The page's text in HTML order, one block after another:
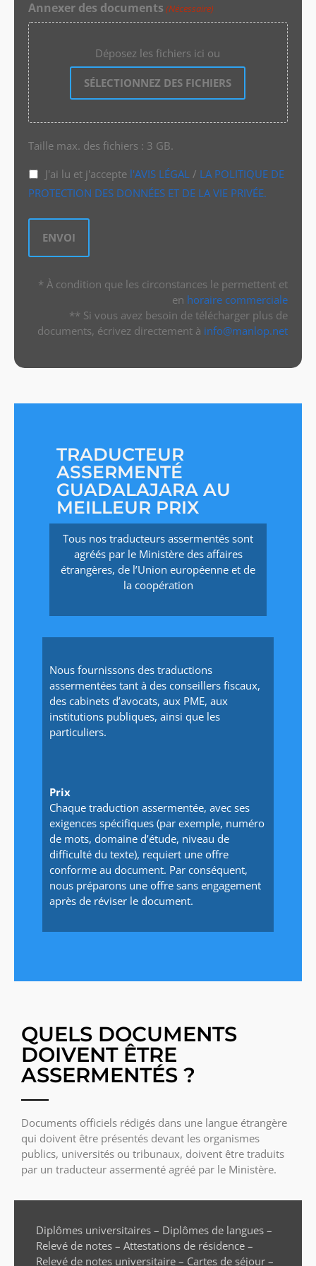
Annexer des documents (Nécessaire)
Déposez les fichiers ici ou
SÉLECTIONNEZ DES FICHIERS
Taille max. des fichiers : 3 GB.
J'ai lu et j'acceptel'AVIS LÉGAL / LA POLITIQUE DE
PROTECTION DES DONNÉES ET DE LA VIE PRIVÉE.
* À condition que les circonstances le permettent et
en horaire commerciale
** Si vous avez besoin de télécharger plus de
documents, écrivez directement à info@manlop.net
TRADUCTEUR
ASSERMENTÉ
GUADALAJARA AU
MEILLEUR PRIX
Tous nos traducteurs assermentés sont
agréés par le Ministère des affaires
étrangères, de l’Union européenne et de
la coopération
Nous fournissons des traductions
assermentées tant à des conseillers fiscaux,
des cabinets d’avocats, aux PME, aux
institutions publiques, ainsi que les
particuliers.
Prix
Chaque traduction assermentée, avec ses
exigences spécifiques (par exemple, numéro
de mots, domaine d’étude, niveau de
difficulté du texte), requiert une offre
conforme au document. Par conséquent,
nous préparons une offre sans engagement
après de réviser le document.
QUELS DOCUMENTS
DOIVENT ÊTRE
ASSERMENTÉS ?
Documents officiels rédigés dans une langue étrangère
qui doivent être présentés devant les organismes
publics, universités ou tribunaux, doivent être traduits
par un traducteur assermenté agréé par le Ministère.
Diplômes universitaires – Diplômes de langues –
Relevé de notes – Attestations de résidence –
Relevé de notes universitaire – Cartes de séjour –